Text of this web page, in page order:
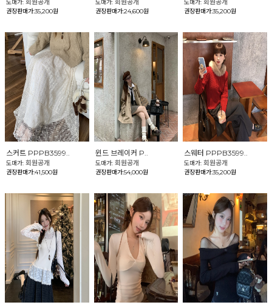
도매가: 회원공개
권장판매가:35,200원
도매가: 회원공개
권장판매가:24,600원
도매가:회원공개
권장판매가:35,200원
스커트 PPPB3599..
도매가: 회원공개
권장판매가:41,500원
윈드 브레이커 P..
도매가: 회원공개
권장판매가:54,000원
스웨터 PPPB3599..
도매가:회원공개
권장판매가:35,200원